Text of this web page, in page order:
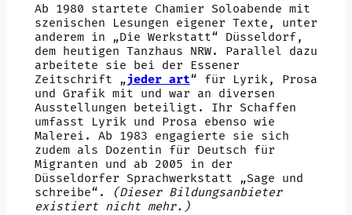
Ab 1980 startete Chamier Soloabende mit
szenischen Lesungen eigener Texte, unter
anderem in „Die Werkstatt“ Düsseldorf,
dem heutigen Tanzhaus NRW. Parallel dazu
arbeitete sie bei der Essener
Zeitschrift „jeder art“ für Lyrik, Prosa
und Grafik mit und war an diversen
Ausstellungen beteiligt. Ihr Schaffen
umfasst Lyrik und Prosa ebenso wie
Malerei. Ab 1983 engagierte sie sich
zudem als Dozentin für Deutsch für
Migranten und ab 2005 in der
Düsseldorfer Sprachwerkstatt „Sage und
schreibe“.
(Dieser Bildungsanbieter
existiert nicht mehr.)